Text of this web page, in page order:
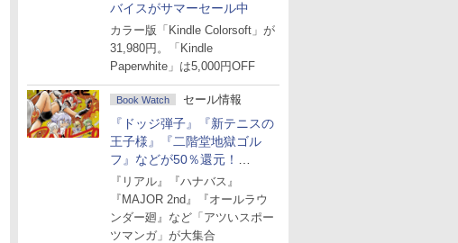
バイスがサマーセール中
カラー版「Kindle Colorsoft」が
31,980円。「Kindle
Paperwhite」は5,000円OFF
Book Watch セール情報
『ドッジ弾子』『新テニスの
王子様』『二階堂地獄ゴル
フ』などが50％還元！
Amazonマンガ週末セール
『リアル』『ハナバス』
『MAJOR 2nd』『オールラウ
ンダー廻』など「アツいスポー
ツマンガ」が大集合